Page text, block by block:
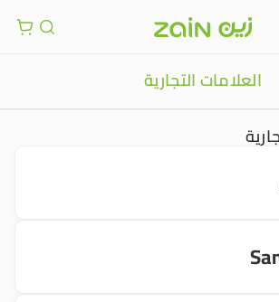
العلامات التجارية